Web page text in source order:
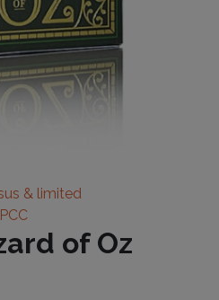
& limited
of Oz